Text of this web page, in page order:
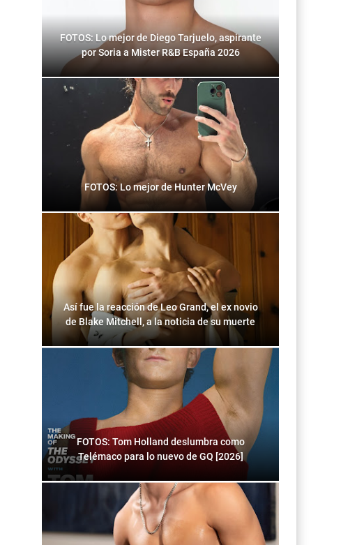
FOTOS: Lo mejor de Diego Tarjuelo, aspirante
por Soria a Mister R&B España 2026
FOTOS: Lo mejor de Hunter McVey
Así fue la reacción de Leo Grand, el ex novio
de Blake Mitchell, a la noticia de su muerte
FOTOS: Tom Holland deslumbra como
Telémaco para lo nuevo de GQ [2026]